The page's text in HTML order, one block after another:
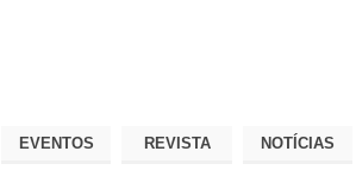
EVENTOS REVISTA NOTÍCIAS